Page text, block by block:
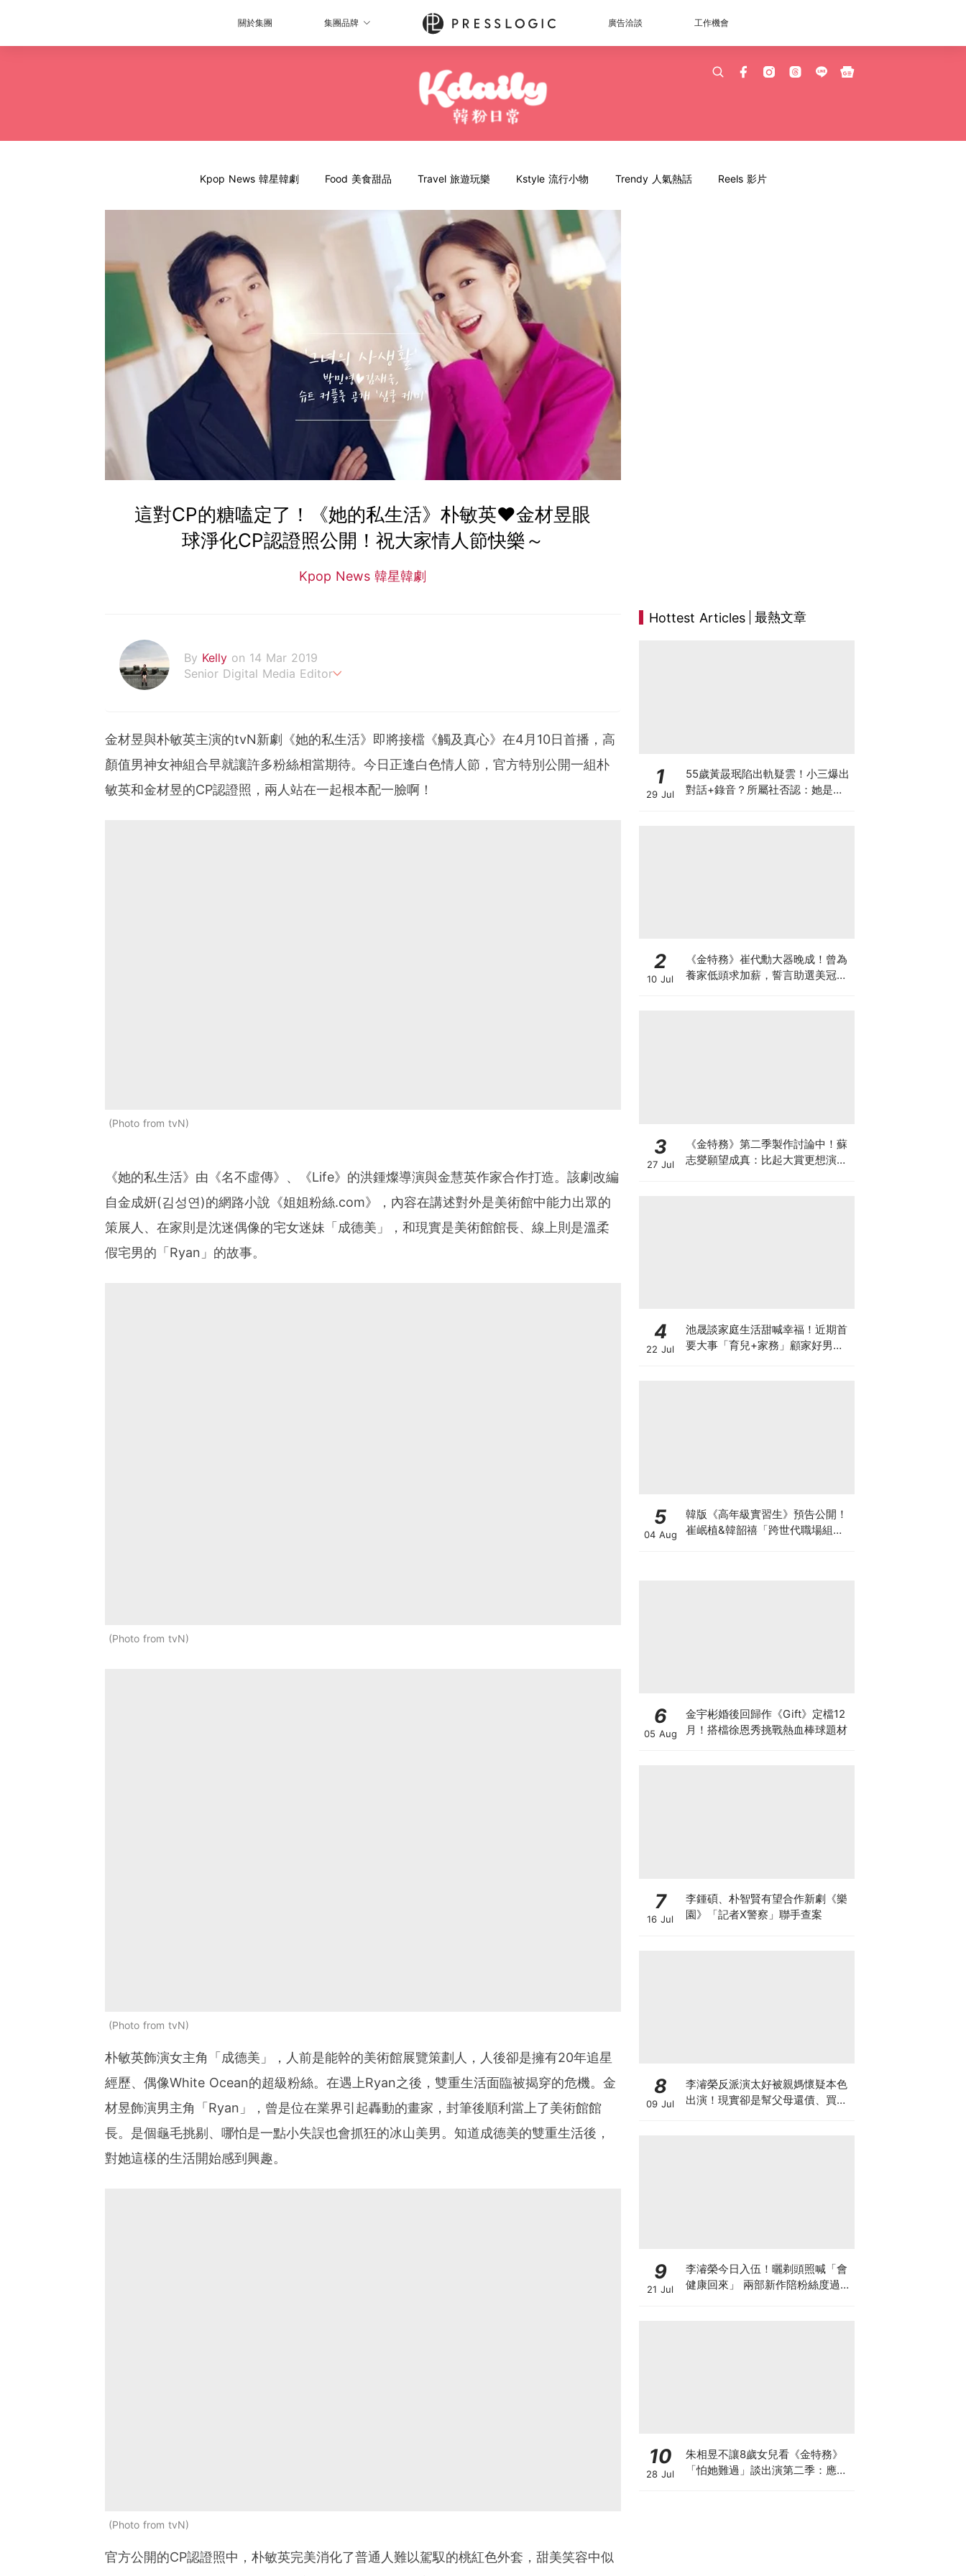
關於集團 集團品牌 廣告洽談 工作機會
Kpop News 韓星韓劇 Food 美食甜品 Travel 旅遊玩樂 Kstyle 流行小物 Trendy 人氣熱話 Reels 影片
這對CP的糖嗑定了！《她的私生活》朴敏英♥金材昱眼
球淨化CP認證照公開！祝大家情人節快樂～
Kpop News 韓星韓劇
By Kelly on 14 Mar 2019
Senior Digital Media Editor
金材昱與朴敏英主演的tvN新劇《她的私生活》即將接檔《觸及真心》在4月10日首播，高
顏值男神女神組合早就讓許多粉絲相當期待。今日正逢白色情人節，官方特別公開一組朴
敏英和金材昱的CP認證照，兩人站在一起根本配一臉啊！
Photo from tvN
《她的私生活》由《名不虛傳》、《Life》的洪鍾燦導演與金慧英作家合作打造。該劇改編
自金成妍(김성연)的網路小說《姐姐粉絲.com》，內容在講述對外是美術館中能力出眾的
策展人、在家則是沈迷偶像的宅女迷妹「成德美」，和現實是美術館館長、線上則是溫柔
假宅男的「Ryan」的故事。
Photo from tvN
Photo from tvN
朴敏英飾演女主角「成德美」，人前是能幹的美術館展覽策劃人，人後卻是擁有20年追星
經歷、偶像White Ocean的超級粉絲。在遇上Ryan之後，雙重生活面臨被揭穿的危機。金
材昱飾演男主角「Ryan」，曾是位在業界引起轟動的畫家，封筆後順利當上了美術館館
長。是個龜毛挑剔、哪怕是一點小失誤也會抓狂的冰山美男。知道成德美的雙重生活後，
對她這樣的生活開始感到興趣。
Photo from tvN
官方公開的CP認證照中，朴敏英完美消化了普通人難以駕馭的桃紅色外套，甜美笑容中似
Hottest Articles 最熱文章
1
29 Jul
55歲黃晸珉陷出軌疑雲！小三爆出
對話+錄音？所屬社否認：她是跟
2
10 Jul
《金特務》崔代勳大器晚成！曾為
養家低頭求加薪，誓言助選美冠軍
3
27 Jul
《金特務》第二季製作討論中！蘇
志燮願望成真：比起大賞更想演續
4
22 Jul
池晟談家庭生活甜喊幸福！近期首
要大事「育兒+家務」顧家好男人
5
04 Aug
韓版《高年級實習生》預告公開！
崔岷植&韓韶禧「跨世代職場組
6
05 Aug
金宇彬婚後回歸作《Gift》定檔12
月！搭檔徐恩秀挑戰熱血棒球題材
7
16 Jul
李鍾碩、朴智賢有望合作新劇《樂
園》「記者X警察」聯手查案
8
09 Jul
李濬榮反派演太好被親媽懷疑本色
出演！現實卻是幫父母還債、買車
9
21 Jul
李濬榮今日入伍！曬剃頭照喊「會
健康回來」 兩部新作陪粉絲度過軍
10
28 Jul
朱相昱不讓8歲女兒看《金特務》
「怕她難過」談出演第二季：應該